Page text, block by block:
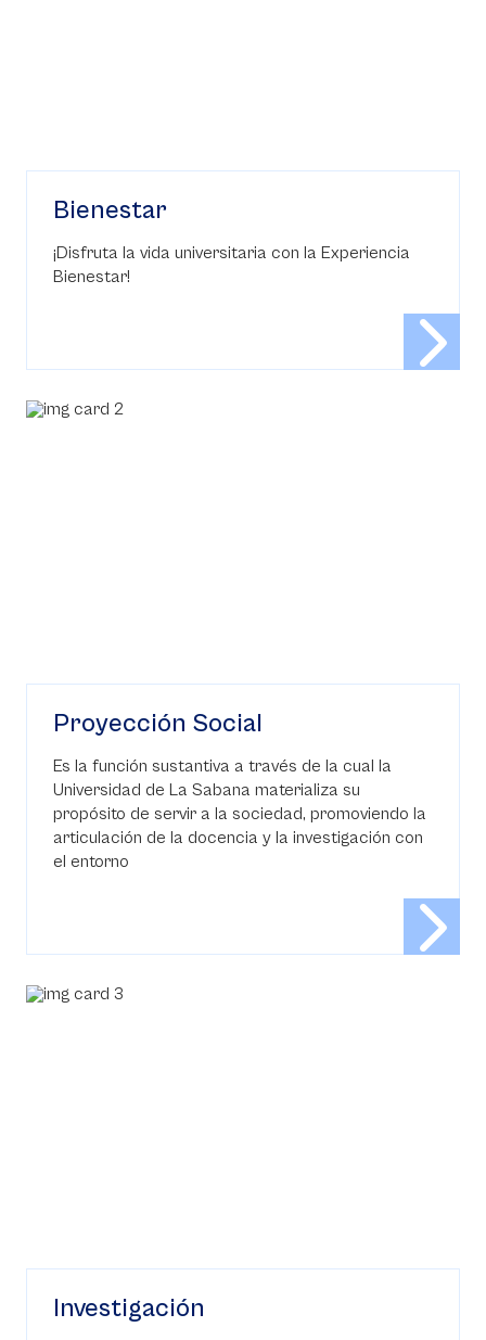
Bienestar
¡Disfruta la vida universitaria con la Experiencia
Bienestar!
Proyección Social
Es la función sustantiva a través de la cual la
Universidad de La Sabana materializa su
propósito de servir a la sociedad, promoviendo la
articulación de la docencia y la investigación con
el entorno
Investigación